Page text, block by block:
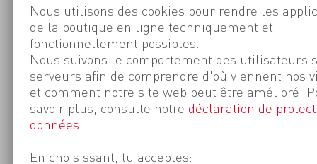
Nous utilisons des cookies pour rendre les
de la boutique en ligne techniquement et
fonctionnellement possibles.
Nous suivons le comportement des utilisateurs
serveurs afin de comprendre d'où viennent nos
et comment notre site web peut être amélioré.
savoir plus, consulte notre déclaration de
données
En choisissant, tu acceptes: